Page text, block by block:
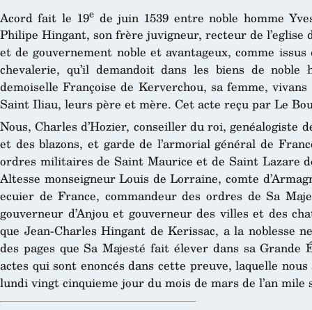
Acord fait le 19e de juin 1539 entre noble homme
Philipe Hingant, son frère juvigneur, recteur de l’eglise
et de gouvernement noble et avantageux, comme
chevalerie, qu’il demandoit dans les biens de
demoiselle Françoise de Kerverchou, sa femme,
Saint Iliau, leurs père et mère. Cet acte reçu par Le
Nous, Charles d’Hozier, conseiller du roi, genéalogiste
et des blazons, et garde de l’armorial général de
ordres militaires de Saint Maurice et de Saint Lazare
Altesse monseigneur Louis de Lorraine, comte
ecuier de France, commandeur des ordres de Sa
gouverneur d’Anjou et gouverneur des villes et des
que Jean-Charles Hingant de Kerissac, a la noblesse
des pages que Sa Majesté fait élever dans sa
actes qui sont enoncés dans cette preuve, laquelle
lundi vingt cinquieme jour du mois de mars de l’an mile